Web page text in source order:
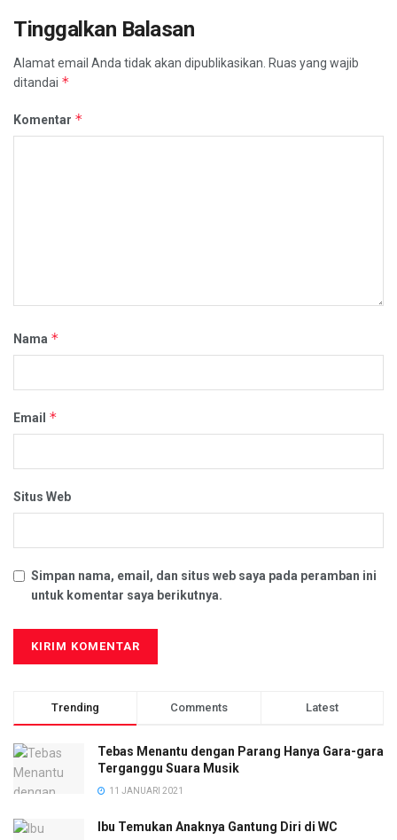
Tinggalkan Balasan
Alamat email Anda tidak akan dipublikasikan. Ruas yang wajib
ditandai *
Komentar *
Nama *
Email *
Situs Web
Simpan nama, email, dan situs web saya pada peramban ini
untuk komentar saya berikutnya.
Trending Comments Latest
Tebas Menantu dengan Parang Hanya Gara-gara
Terganggu Suara Musik
11 JANUARI 2021
Ibu Temukan Anaknya Gantung Diri di WC